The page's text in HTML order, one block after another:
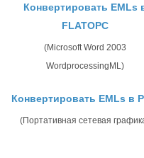
Конвертировать EMLs
FLATOPC
(Microsoft Word 2003
WordprocessingML)
Конвертировать EMLs в
(Портативная сетевая